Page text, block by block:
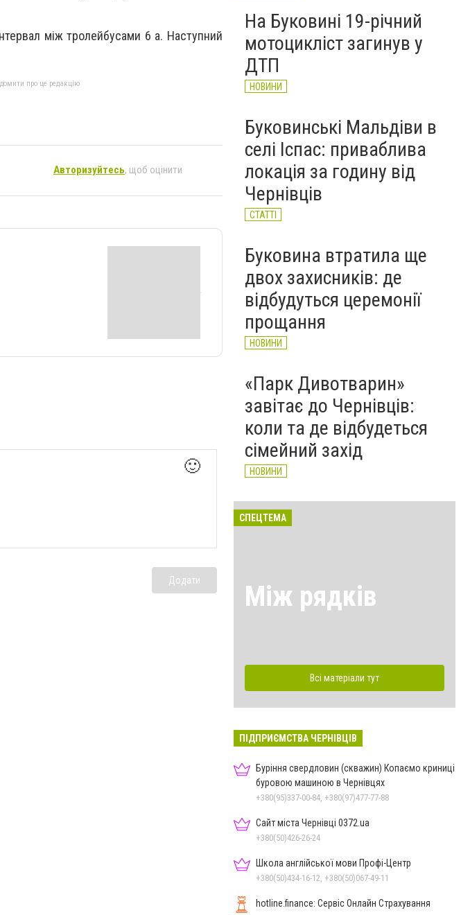
між тролейбусами 6 а. Наступний
про це редакцію
Авторизуйтесь, щоб оцінити
🙂
Додати
області обмежили рух
великовагового транспорту
НОВИНИ
На Буковині 19-річний
мотоцикліст загинув у
ДТП
НОВИНИ
Буковинські Мальдіви в
селі Іспас: приваблива
локація за годину від
Чернівців
СТАТТІ
Буковина втратила ще
двох захисників: де
відбудуться церемонії
прощання
НОВИНИ
«Парк Дивотварин»
завітає до Чернівців:
коли та де відбудеться
сімейний захід
НОВИНИ
СПЕЦТЕМА
Між рядків
Всі матеріали тут
ПІДПРИЄМСТВА ЧЕРНІВЦІВ
Буріння свердловин (скважин) Копаємо криниці
буровою машиною в Чернівцях
+380(95)337-00-84, +380(97)477-77-88
Сайт міста Чернівці 0372.ua
+380(50)426-26-24
Школа англійської мови Профі-Центр
+380(50)434-16-12, +380(50)067-49-11
hotline.finance: Сервіс Онлайн Страхування